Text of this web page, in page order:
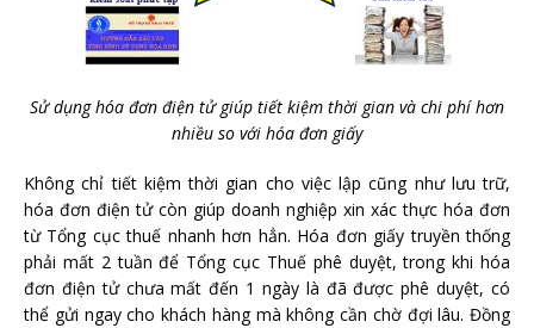
Sử dụng hóa đơn điện tử giúp tiết kiệm thời gian và chi phí hơn
nhiều so với hóa đơn giấy
Không chỉ tiết kiệm thời gian cho việc lập cũng như lưu trữ,
hóa đơn điện tử còn giúp doanh nghiệp xin xác thực hóa đơn
từ Tổng cục thuế nhanh hơn hẳn. Hóa đơn giấy truyền thống
phải mất 2 tuần để Tổng cục Thuế phê duyệt, trong khi hóa
đơn điện tử chưa mất đến 1 ngày là đã được phê duyệt, có
thể gửi ngay cho khách hàng mà không cần chờ đợi lâu. Đồng